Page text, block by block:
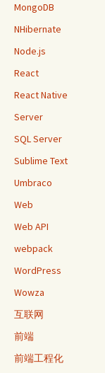
MongoDB
NHibernate
Node.js
React
React Native
Server
SQL Server
Sublime Text
Umbraco
Web
Web API
webpack
WordPress
Wowza
互联网
前端
前端工程化